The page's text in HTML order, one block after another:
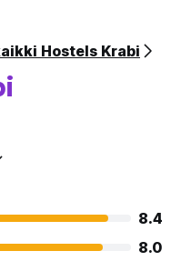
Hostels Krabi
8.4
8.0